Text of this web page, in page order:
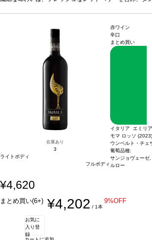
*本ヴィンテージが在
価格が同様の場合は自動的に次のヴィンテージに変更さ
在庫あり
3
ライトボディ
フルボディ
赤ワイン
辛口
まとめ買い
イタリア エミリ
モマ ロッソ (2023)
ウンベルト・チェ
葡萄品種:
サンジョヴェーゼ
ルロー
¥4,620
まとめ買い(6+) ¥4,202 / 1本
9%OFF
お気に
入り登
録